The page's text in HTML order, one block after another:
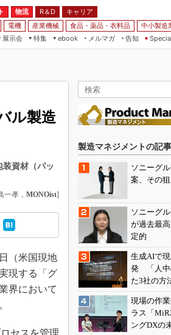
物流 R＆D
キャリア
電機 産業機械 食品・薬品・衣料品
中小製造
展示会
特集
ebook
メルマガ
告知
ル製造
装資材（パッ
一孝， MONOist]
（米国現地
現する「グ
界において
セスを管理
製造マネジメントの記
ソニーグ
案、その
ソニーグ
が過去最
定的
生成AIで
発 「人中
た3社の方
現場の作
ラス「
ングDXの